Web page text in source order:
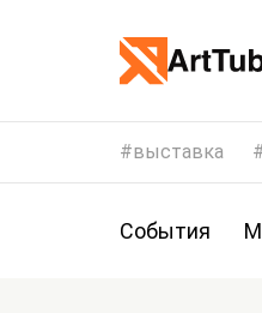
выставка
События